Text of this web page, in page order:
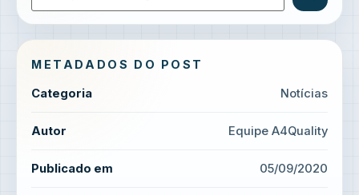
METADADOS DO POST
Categoria Notícias
Autor Equipe A4Quality
Publicado em 05/09/2020